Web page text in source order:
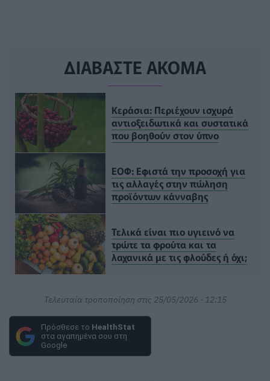
ΔΙΑΒΑΣΤΕ ΑΚΟΜΑ
Κεράσια: Περιέχουν ισχυρά
αντιοξειδωτικά και συστατικά
που βοηθούν στον ύπνο
ΕΟΦ: Εφιστά την προσοχή για
τις αλλαγές στην πώληση
προϊόντων κάνναβης
Τελικά είναι πιο υγιεινό να
τρώτε τα φρούτα και τα
λαχανικά με τις φλούδες ή όχι;
Τελευταία τροποποίηση στις 25/05/2026 - 12:15
Πρόσθεσε το HealthStat
στα αγαπημένα σου στη
Google